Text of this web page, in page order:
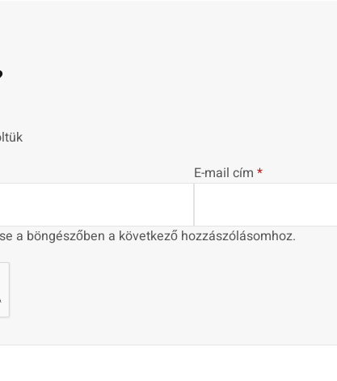
E-mail cím *
a böngészőben a következő hozzászólásomhoz.